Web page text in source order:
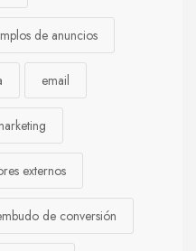
de anuncios
email
externos
de conversión